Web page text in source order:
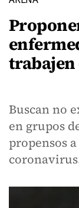
trabajen
Buscan no
en grupos
propensos